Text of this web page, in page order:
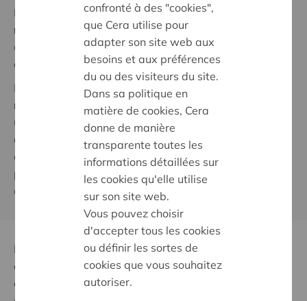
En Belgique,
1 personne sur 5 est touchée par une
maladie neuro-évolutive de type Alzheimer
cette réalité, les personnes touchées sont encore mal
considérées.
La coopérative Cera veut donner
nuancée
de l’impact de ces difficultés et encourager
une société plus respectueuse de ces personnes vivant
avec des troubles cognitifs. C'est pourquoi Cera a
conçu un récit-audio, des sources d'information et des
projets favorables à une société inclusive et
chaleureuse.
Pour contribuer à une société plus inclusive et
attentive aux personnes vivant avec des troubles
cognitifs associés à Alzheimer, et aux autres maladies
confronté à des "cookies",
que Cera utilise pour
adapter son site web aux
besoins et aux préférences
du ou des visiteurs du site.
Dans sa politique en
matière de cookies, Cera
donne de manière
transparente toutes les
informations détaillées sur
les cookies qu'elle utilise
sur son site web.
Vous pouvez choisir
d'accepter tous les cookies
ou définir les sortes de
cookies que vous souhaitez
autoriser.